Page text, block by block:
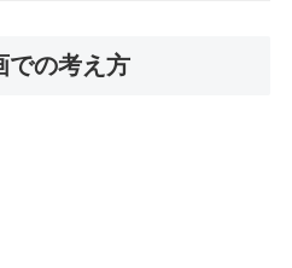
での考え方